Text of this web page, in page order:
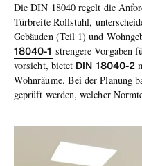
Die DIN 18040 regelt die
Türbreite Rollstuhl,
Gebäuden (Teil 1) und
18040-1 strengere Vorgaben
vorsieht, bietet DIN 18040-2
Wohnräume. Bei der Planung
geprüft werden, welcher